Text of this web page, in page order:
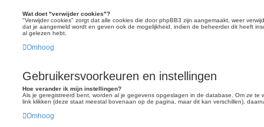
Wat doet "verwijder cookies"?
"Verwijder cookies" zorgt dat alle cookies die door phpBB3 zijn aangemaakt, weer
dat je aangemeld wordt en geven ook de mogelijkheid, indien de beheerder dit heeft
al gelezen hebt.
Omhoog
Gebruikersvoorkeuren en instellingen
Hoe verander ik mijn instellingen?
Als je geregistreerd bent, worden al je gegevens opgeslagen in de database. Om ze te
link klikken (deze staat meestal bovenaan op de pagina, maar dit kan verschillen),
Omhoog